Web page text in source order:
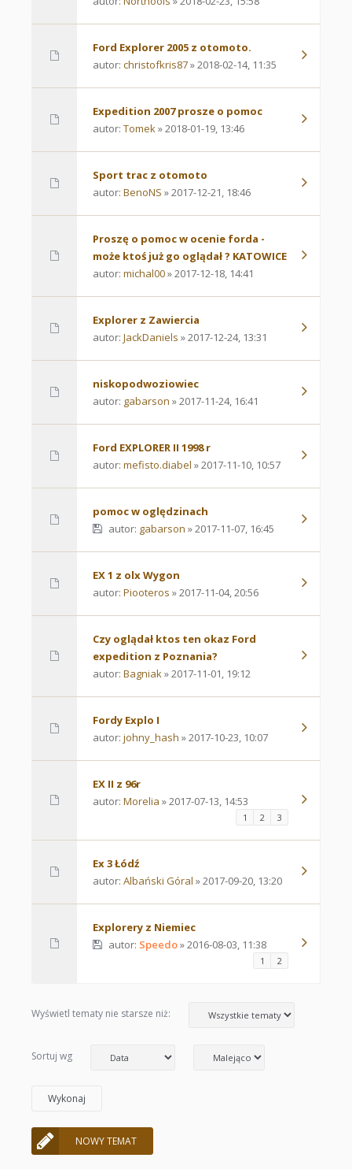
Ford Explorer 2005 z otomoto.
autor: christofkris87» 2018-02-14, 11:35
Expedition 2007 prosze o pomoc
autor: Tomek» 2018-01-19, 13:46
Sport trac z otomoto
autor: BenoNS » 2017-12-21, 18:46
Proszę o pomoc w ocenie forda -
może ktoś już go oglądał ? KATOWICE
autor: michal00» 2017-12-18, 14:41
Explorer z Zawiercia
autor: JackDaniels » 2017-12-24, 13:31
niskopodwoziowiec
autor: gabarson » 2017-11-24, 16:41
Ford EXPLORER II 1998 r
autor: mefisto.diabel » 2017-11-10, 10:57
pomoc w oględzinach
autor: gabarson » 2017-11-07, 16:45
EX 1 z olx Wygon
autor: Piooteros » 2017-11-04, 20:56
Czy oglądał ktos ten okaz Ford
expedition z Poznania?
autor: Bagniak» 2017-11-01, 19:12
Fordy Explo I
autor: johny_hash » 2017-10-23, 10:07
EX II z 96r
autor: Morelia » 2017-07-13, 14:53
1 2 3
Ex 3 Łódź
autor: Albański Góral » 2017-09-20, 13:20
Explorery z Niemiec
autor: Speedo» 2016-08-03, 11:38
1 2
Wyświetl tematy nie starsze niż:
Sortuj wg
NOWY TEMAT